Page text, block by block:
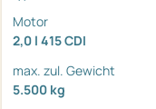
Motor
2,0 l 415 CDI
max. zul. Gewicht
5.500 kg